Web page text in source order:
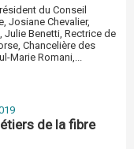
du Conseil
Josiane Chevalier,
Julie Benetti, Rectrice de
Chancelière des
Marie Romani,...
de la fibre